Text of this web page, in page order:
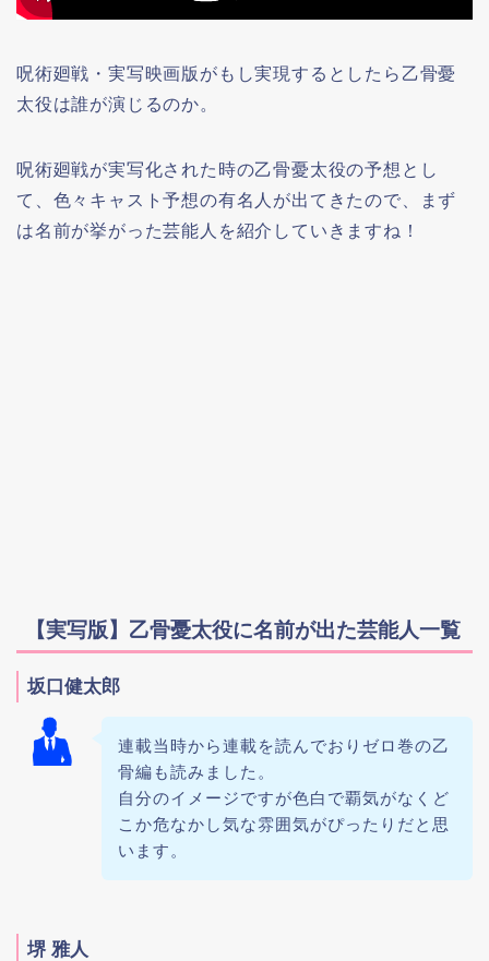
呪術廻戦・実写映画版がもし実現するとしたら乙骨憂
太役は誰が演じるのか。
呪術廻戦が実写化された時の乙骨憂太役の予想とし
て、色々キャスト予想の有名人が出てきたので、まず
は名前が挙がった芸能人を紹介していきますね！
【実写版】乙骨憂太役に名前が出た芸能人一覧
坂口健太郎
連載当時から連載を読んでおりゼロ巻の乙
骨編も読みました。
自分のイメージですが色白で覇気がなくど
こか危なかし気な雰囲気がぴったりだと思
います。
堺 雅人